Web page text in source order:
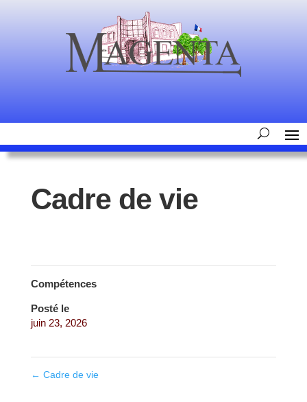
Cadre de vie
Compétences
Posté le
juin 23, 2026
← Cadre de vie